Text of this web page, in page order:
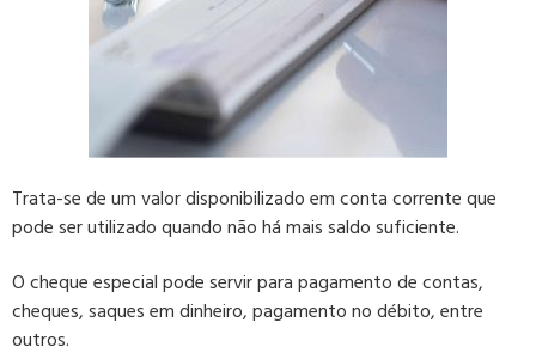
Trata-se de um valor disponibilizado em conta corrente que
pode ser utilizado quando não há mais saldo suficiente.
O cheque especial pode servir para pagamento de contas,
cheques, saques em dinheiro, pagamento no débito, entre
outros.